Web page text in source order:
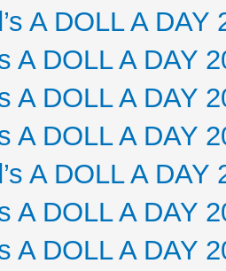
A DOLL A DAY
A DOLL A DAY
A DOLL A DAY
A DOLL A DAY
A DOLL A DAY
A DOLL A DAY
A DOLL A DAY